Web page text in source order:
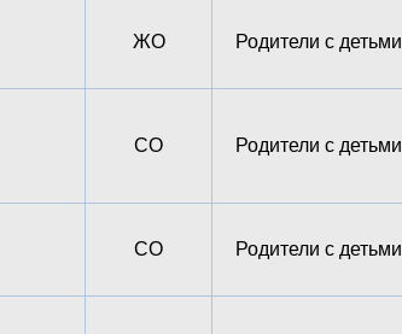
ЖО Родители с детьми
СО Родители с детьми
СО Родители с детьми